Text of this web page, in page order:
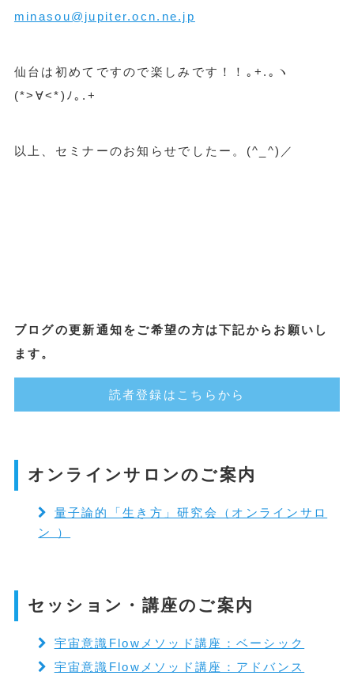
minasou@jupiter.ocn.ne.jp
仙台は初めてですので楽しみです！！｡+.｡ヽ
(*>∀<*)ﾉ｡.+
以上、セミナーのお知らせでしたー。(^_^)／
ブログの更新通知をご希望の方は下記からお願いし
ます。
読者登録はこちらから
オンラインサロンのご案内
量子論的「生き方」研究会（オンラインサロ
ン ）
セッション・講座のご案内
宇宙意識Flowメソッド講座：ベーシック
宇宙意識Flowメソッド講座：アドバンス